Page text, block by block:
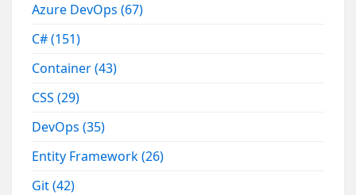
Azure DevOps(67)
C#(151)
Container(43)
CSS(29)
DevOps(35)
Entity Framework(26)
Git(42)